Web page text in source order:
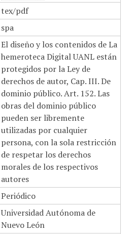
tex/pdf
spa
El diseño y los contenidos de La
hemeroteca Digital UANL están
protegidos por la Ley de
derechos de autor, Cap. III. De
dominio público. Art. 152. Las
obras del dominio público
pueden ser libremente
utilizadas por cualquier
persona, con la sola restricción
de respetar los derechos
morales de los respectivos
autores
Periódico
Universidad Autónoma de
Nuevo León